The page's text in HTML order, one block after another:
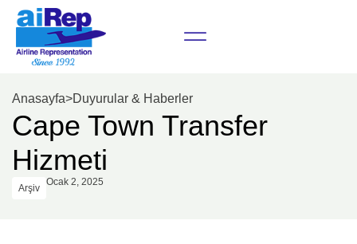
Anasayfa>Duyurular & Haberler
Cape Town Transfer
Hizmeti
Arşiv
Ocak 2, 2025